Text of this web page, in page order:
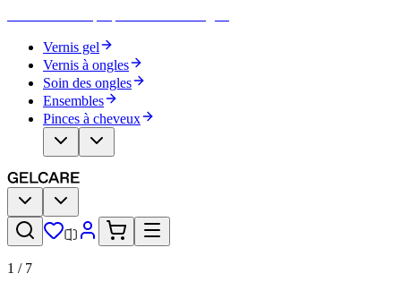
Vernis gel
Vernis à ongles
Soin des ongles
Ensembles
Pinces à cheveux
1 / 7